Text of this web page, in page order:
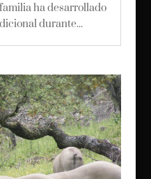
ha desarrollado
durante...